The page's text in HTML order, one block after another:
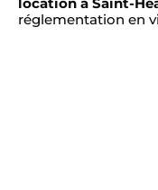
réglementation en